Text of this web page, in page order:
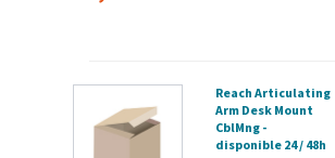
Reach Articulating
Arm Desk Mount
CblMng -
disponible 24 / 48h